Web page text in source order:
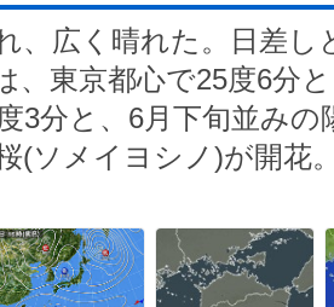
、広く晴れた。日差し
、東京都心で25度6分
3分と、6月下旬並み
(ソメイヨシノ)が開花